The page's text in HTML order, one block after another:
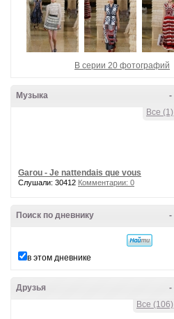
В серии 20 фотографий
-
Музыка
Все (1)
Garou - Je nattendais que vous
Слушали: 30412 Комментарии: 0
-
Поиск по дневнику
в этом дневнике
-
Друзья
Все (106)